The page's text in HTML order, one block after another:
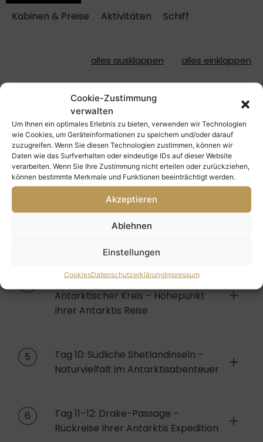
Cookie-Zustimmung
verwalten
Um Ihnen ein optimales Erlebnis zu bieten, verwenden wir Technologien
wie Cookies, um Geräteinformationen zu speichern und/oder darauf
zuzugreifen. Wenn Sie diesen Technologien zustimmen, können wir
Daten wie das Surfverhalten oder eindeutige IDs auf dieser Website
verarbeiten. Wenn Sie Ihre Zustimmung nicht erteilen oder zurückziehen,
können bestimmte Merkmale und Funktionen beeinträchtigt werden.
Akzeptieren
Ablehnen
Einstellungen
CookiesDatenschutzerklärungImpressum
Kabinen & Preise Aktivitäten Schiff
alles ausklappen alles einklappen
Ushuaia – Ihr Antarktisabenteuer
beginnt
2
Tag 2: Einschiffung – Start Ihrer
Antarktis Expedition
Tag 3–4: Drake-Passage – Auf dem
Tag 5–9: Antarktische Halbinsel und
Antarktischer Kreis – Höhepunkt
Ihrer Antarktis Reise
5
Tag 10: Südliche Shetlandinseln –
Naturvielfalt im Antarktisabenteuer
6
Tag 11–12: Drake-Passage –
Rückreise Ihrer Antarktis Expedition